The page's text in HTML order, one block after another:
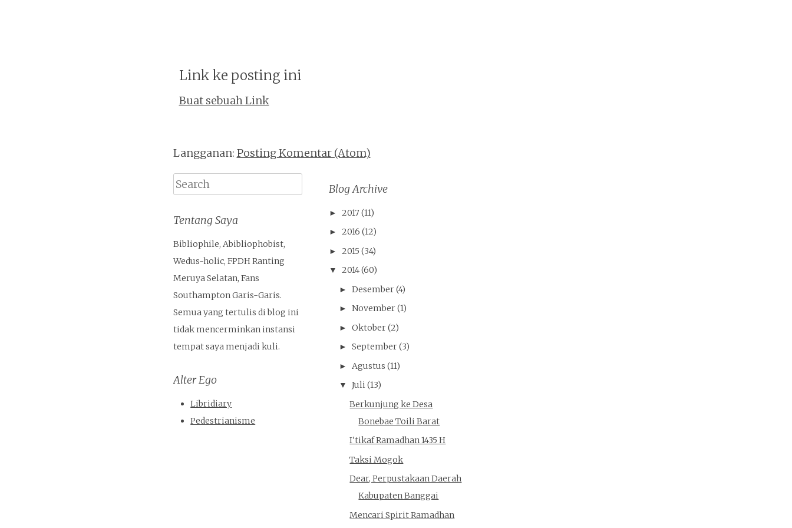
Link ke posting ini
Buat sebuah Link
Langganan: Posting Komentar (Atom)
Search
Tentang Saya
Bibliophile, Abibliophobist,
Wedus-holic, FPDH Ranting
Meruya Selatan, Fans
Southampton Garis-Garis.
Semua yang tertulis di blog ini
tidak mencerminkan instansi
tempat saya menjadi kuli.
Alter Ego
Libridiary
Pedestrianisme
Blog Archive
►2017(11)
►2016 (12)
►2015 (34)
▼ 2014(60)
►Desember(4)
►November(1)
►Oktober(2)
►September(3)
► Agustus (11)
▼ Juli(13)
Berkunjung ke Desa
Bonebae Toili Barat
I'tikaf Ramadhan 1435 H
Taksi Mogok
Dear, Perpustakaan Daerah
Kabupaten Banggai
Mencari Spirit Ramadhan